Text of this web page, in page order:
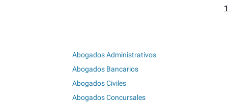
1
Abogados Administrativos
Abogados Bancarios
Abogados Civiles
Abogados Concursales